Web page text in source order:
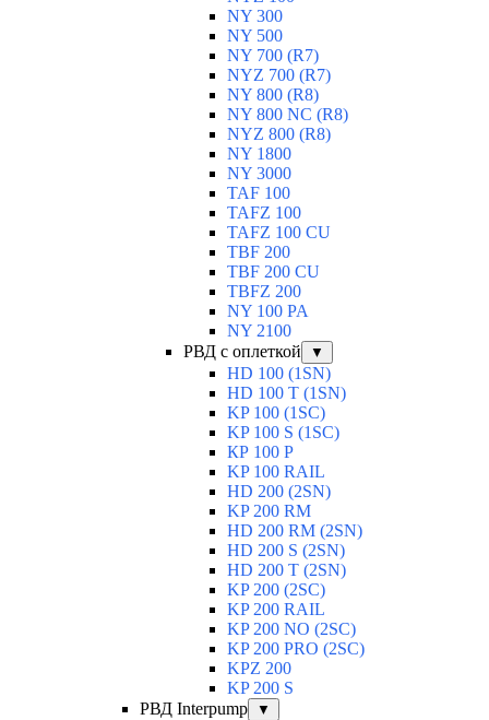
NY 300
NY 500
NY 700 (R7)
NYZ 700 (R7)
NY 800 (R8)
NY 800 NC (R8)
NYZ 800 (R8)
NY 1800
NY 3000
TAF 100
TAFZ 100
TAFZ 100 CU
TBF 200
TBF 200 CU
TBFZ 200
NY 100 PA
NY 2100
РВД с оплеткой
▼
HD 100 (1SN)
HD 100 T (1SN)
KP 100 (1SC)
KP 100 S (1SC)
КР 100 Р
KP 100 RAIL
HD 200 (2SN)
KP 200 RM
HD 200 RM (2SN)
HD 200 S (2SN)
HD 200 T (2SN)
KP 200 (2SC)
KP 200 RAIL
KP 200 NO (2SC)
KP 200 PRO (2SC)
KPZ 200
KP 200 S
РВД Interpump
▼